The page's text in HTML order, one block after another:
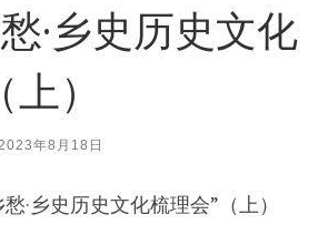
·乡史历史文化
）
年8月18日
·乡史历史文化梳理会”（上）